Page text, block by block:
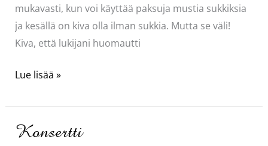
mukavasti, kun voi käyttää paksuja mustia sukkiksia
ja kesällä on kiva olla ilman sukkia. Mutta se väli!
Kiva, että lukijani huomautti
Kastikkeen
sukat
Lue lisää »
Konsertti